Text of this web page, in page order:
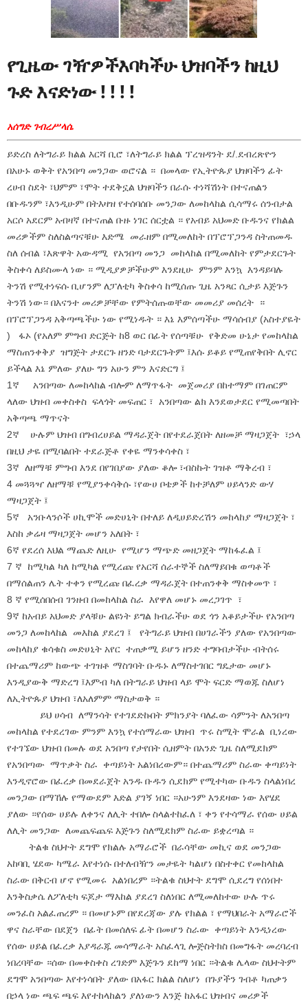
የጊዜው ገዥዎችእባካችሁ ህዝባችን ከዚህ
ጉድ እናድነው ! ! ! !
አሰግድ ገብረሥላሴ
ይድረስ ለትግራይ ክልል እርሻ ቢሮ ፣ለትግራይ ክልል ፕረዝዳንት ደ/.ደብረጽዮን
በአሁኑ ወቅት የአንበጣ መንጋው ወሮናል ። በመላው የኢትዮጱያ ህዝባችን ፊት
ረሀብ ስደት ፣ህምም ፣ሞት ተደቅኗል ህዝባችን በራሱ ተነሻሽነት በተናጠልን
በቡዱንም ፣እንዲሁም በትእዛዝ የተሰባሰቡ መንጋው ለመከላከል ሲሳማሩ ሰንብታል
አርሶ አደርም አብዛኛ በተናጠል ቡዙ ነገር ሰርቷል ። የአብይ አህመድ ቡዱንና የክልል
መሪዎችም ስለስልጣናቹሁ እድሜ መራዘም በሚመለከት በፕሮፕጋንዳ ስትጠመዱ
ስለ ሰብል ፣እጽዋት አውዳሚ የአንበጣ መንጋ መከላከል በሚመለከት የምታደርጉት
ቅስቀሳ ለይስሙላ ነው ። ሚዲያዎቻችሁም እንደዚሁ ምንም እንኳ እንዳይባሉ
ትንሽ የሚተነፍሱ ቢሆንም ለፓለቲካ ቅስቀሳ ከሚሰጡ ጊዜ አንጻር ሲታይ እጅጉን
ትንሽ ነው። በእናንተ መሪዎቻቸው የምትሰጡወቸው መመሪያ መሰረት ።
በፕሮፕጋንዳ አቅጣጫችሁ ነው የሚነዱት ። እኔ እምሰጣችሁ ማሳሰብያ (አስተያዬት
) ፋኦ (የአለም ምግብ ድርጅት ከ8 ወር በፊት የሰጣቹሁ የቅድመ ሁኔታ የመከላከል
ማስጠንቀቅያ ዝግጅት ታደርጉ ዘንድ ባታደርጉትም ፤እሱ ይቆይ የሚጠየቅበት ሊኖር
ይችላል እኔ ምለው ያለሁ ግን አሁን ምን እናድርግ ፤
1ኛ አንበጣው ለመከላከል ብሎም ለማጥፋት መጀመሪያ በከተማም በገጠርም
ላለው ህዝብ መቀስቀስ ፍላጎት መፍጠር ፣ አንበጣው ልክ እንደወታደር የሚመጣበት
አቅጣጫ ማጥናት
2ኛ ሁሉም ህዝብ በግብረሀይል ማዳራጀት በየተደራጀበት ለዘመቻ ማዛጋጀት ፣ኃላ
በዚህ ታዬ በሚባልበት ተደራጅቶ የቀዬ ማንቀሳቀስ ፣
3ኛ ለዘማቹ ምግብ እንደ በየገበያው ያለው ቆሎ ፣ብስኩት ገዝቶ ማቅረብ ፣
4 መጓጓዣ ለዘማቹ የሚያንቀሳቅሱ ፣የውሀ ቦቴዎች ከተቻለም ሀይላንድ ውሃ
ማዛጋጀት ፤
5ኛ አንቡላንሶች ሀኪሞች መድሀኒት በተለይ ለዲሀይድረሽን መከላከያ ማዛጋጀት ፣
እስከ ቃሬዛ ማዛጋጀት መሆን አለበት ፣
6ኛ የደረሰ እህል ማጨድ ለዚሁ የሚሆን ማጭድ መዘጋጀት ማከፋፈል ፤
7 ኛ ከሚካል ካለ ከሚካል የሚረጩ የአርሻ ሰራተኞች ስለማይበቁ ወጣቶች
በማሰልጠን ሌት ተቀን የሚረጩ በፈረቃ ማዳራጀት በተጠንቀቅ ማስቀመጥ ፣
8 ኛ የሚሰበሰብ ገንዘብ በመከላከል ስራ እየዋለ መሆኑ መረጋገጥ ፣
9ኛ ከአብይ አህመድ ያላቹሁ ልዩነት ይግል ክብራችሁ ወደ ጎን አቆይታችሁ የአንበጣ
መንጋ ለመከላከል መእከል ያደረገ ፤ የትግራይ ህዝብ በሀገራችን ያለው የአንበጣው
መከላከያ ቁሳቁስ መድሀኒት አየር ተጠቃሚ ይሆን ዘንድ ተግባብታችሁ ብትሰሩ
በተጨማሪም ከውጭ ተገዝቶ ማስገባት ቡዱኑ ለማስተገበር ግዴታው መሆኑ
እንዲያውቅ ማድረግ ፤እምብ ካለ በትግራይ ህዝብ ላይ ሞት ፍርድ ማወጁ ስለሆነ
ለኢትዮጱያ ህዝብ ፣ለአለምም ማስታወቅ ።
ይህ ሀሳብ ለማንሳት የተገደድኩበት ምክንያት ባለፈው ሳምንት ለአንበጣ
መከላከል የተደረገው ምንም እንኳ የተሰማራው ህዝብ ጥሩ ስሚት ሞራል ቢነረው
የተገኜው ህዝብ በመሉ ወደ አንበጣ የታየበት ሲዘምት በአንድ ጊዜ ስለሚደክም
የአንበጣው ማጥቃት ስራ ቀጣይነት አልነበረውም። በተጨማሪም ስራው ቀጣይነት
እንዲኖሮው በፈረቃ በመደራጀት አንዱ ቡዱን ሲደክም የሚተካው ቡዱን ስላልነበረ
መንጋው በማኸሉ የማውደም እድል ያገኝ ነበር ።አሁንም እንደዛው ነው እየሄደ
ያለው ።የሰው ሀይሉ ለቀንና ለሊት ተበሎ ስላልተከፈለ ፣ ቀን የተሳማራ የሰው ሀይል
ለሊት መንጋው ለመጨፍጨፍ እጅጉን ስለሚደክም ስራው ይቋረጣል ።
ትልቁ ስህተት ደግሞ የክልሉ አማራሮች በራሳቸው መኪና ወደ መንጋው
አከባቢ ሄደው ካሜራ እየተነሱ በተለብዥን መታዬት ካልሆነ በስተቀር የመከላከል
ስራው በቅርብ ሆኖ የሚመሩ አልነበረም ።ትልቁ ስህተት ደግሞ ሲደረግ የሰነበተ
እንቅስቃሴ ለፖለቲካ ፍጆታ ማእከል ያደረገ ስለነበር ለሚመለከተው ሁሉ ጥሩ
መንፈስ አልፈጠረም ። በመሆኑም በየደረጃው ያሉ የክልል ፣ የማህበራት አማራሮች
ዋና ስራቸው በደጀን በፊት በመሰለፍ ፊት በመሆን ስራው ቀጣይነት እንዲነረው
የሰው ሀይል በፈረቃ እያዳራጁ መሳማራት አስፈላጊ ሎጅስትክስ በመግፋት መረባረብ
ነበረባቸው ።ሰው በመቀስቀስ ረገድም እጅጉን ደከማ ነበር ።ትልቁ ሌላው ስህተትም
ደግሞ አንበጣው እየተነሳበት ያለው በአፋር ክልል ስለሆነ በጉያችን ገብቶ ካጠቃን
በኃላ ነው ጫፍ ጫፍ እየተከላከልን ያለነውን እንጅ ከአፋር ህዝብና መሪዎች